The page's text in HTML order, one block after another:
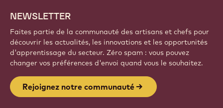
NEWSLETTER
Faites partie de la communauté des artisans et chefs pour
découvrir les actualités, les innovations et les opportunités
d'apprentissage du secteur. Zéro spam : vous pouvez
changer vos préférences d'envoi quand vous le souhaitez.
Rejoignez notre communauté